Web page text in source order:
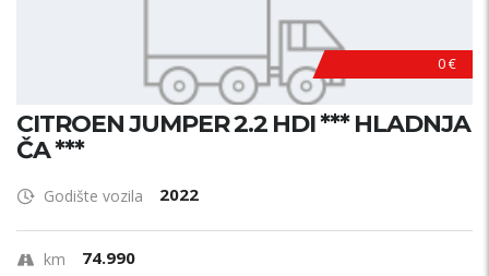
0 €
CITROEN JUMPER 2.2 HDI *** HLADNJA
ČA ***
Godište vozila 2022
km 74.990